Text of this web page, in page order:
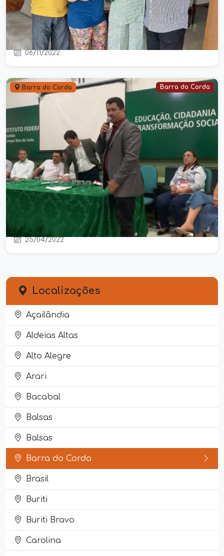
Deputada estadual eleita, Abigail
Cunha se reúne com os deputados
Josimar e Detinha
06/11/2022
Barra do Corda Barra do Corda
Univimar realiza primeiro encontro
regional dos vice-prefeito e vice-
prefeitas em Barra do Corda
25/04/2022
Localizações
Açailândia
Aldeias Altas
Alto Alegre
Arari
Bacabal
Balsas
Balsas
Barra do Corda
Brasil
Buriti
Buriti Bravo
Carolina